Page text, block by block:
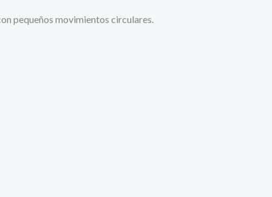
pequeños movimientos circulares.